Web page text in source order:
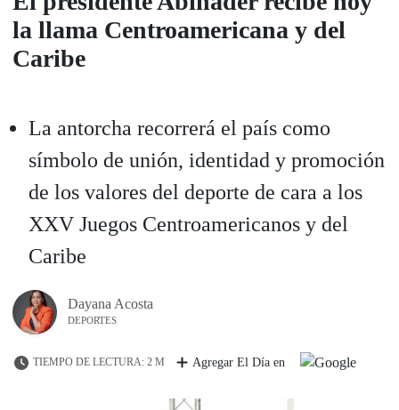
la llama Centroamericana y del
Caribe
La antorcha recorrerá el país como
símbolo de unión, identidad y promoción
de los valores del deporte de cara a los
XXV Juegos Centroamericanos y del
Caribe
Dayana Acosta
DEPORTES
TIEMPO DE LECTURA: 2 M Agregar El Día en